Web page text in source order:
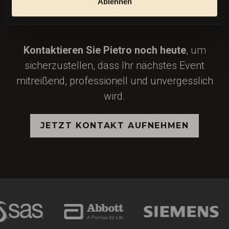
EINE ERLEBNIS MIT PIETROS
FESSELNDEN MODERATIONEN.
Kontaktieren Sie Pietro noch heute, um
sicherzustellen, dass Ihr nächstes Event
mitreißend, professionell und unvergesslich
wird.
JETZT KONTAKT AUFNEHMEN